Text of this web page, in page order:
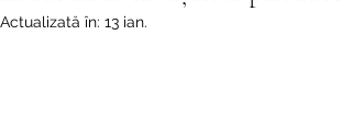
Actualizată în: 13 ian.